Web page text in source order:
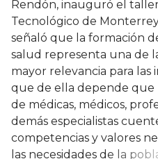
Rendón, inauguró el
Tecnológico de
señaló que la formación
salud representa una de
mayor relevancia para las
que de ella depende que
de médicas, médicos,
demás especialistas
competencias y valores
las necesidades de la